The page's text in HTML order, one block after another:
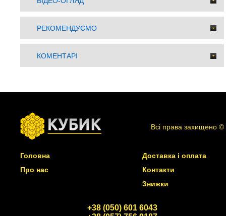
РЕКОМЕНДУЄМО
КОМЕНТАРІ
Всі права захищено ©
Головна
Про нас
Доставка і оплата
Контакти
Знижки
+38 (050) 601 6043